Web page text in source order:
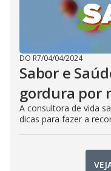
DO R7/04/04/2024
Sabor e
gordura por
A consultora de vida
dicas para fazer a